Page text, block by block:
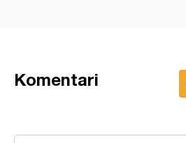
Komentari